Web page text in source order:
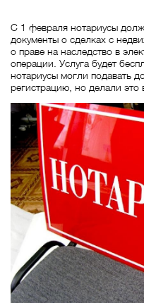
С 1 февраля нотариусы
документы о сделках с
о праве на наследство в
операции. Услуга будет
нотариусы могли подавать
регистрацию, но делали это